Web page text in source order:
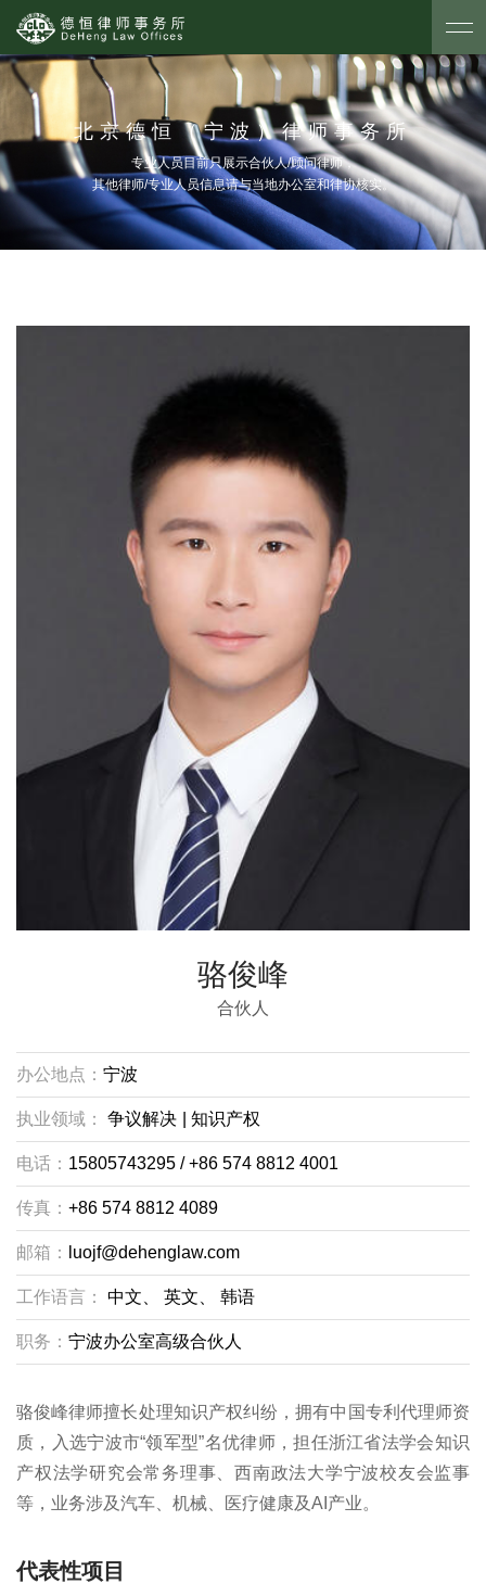
北京德恒（宁波）律师事务所
专业人员目前只展示合伙人/顾问律师，
其他律师/专业人员信息请与当地办公室和律协核实。
骆俊峰
合伙人
办公地点： 宁波
执业领域： 争议解决 知识产权
电话： 15805743295 / +86 574 8812 4001
传真： +86 574 8812 4089
邮箱： luojf@dehenglaw.com
工作语言： 中文、 英文、 韩语
职务： 宁波办公室高级合伙人
骆俊峰律师擅长处理知识产权纠纷，拥有中国专利代理师资
质，入选宁波市“领军型”名优律师，担任浙江省法学会知识
产权法学研究会常务理事、西南政法大学宁波校友会监事
等，业务涉及汽车、机械、医疗健康及AI产业。
代表性项目